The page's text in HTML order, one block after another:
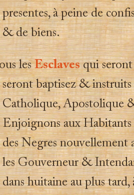
presentes, à peine de
& de biens.
lesEsclavesqui seront
seront baptisez &
Catholique, Apostolique
Enjoignons aux
des Negres nouvellement
les Gouverneur &
dans huitaine au plus tard,